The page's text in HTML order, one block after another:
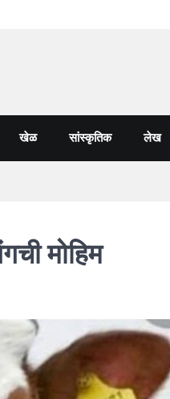
खेळ सांस्कृतिक लेख
मोहिम